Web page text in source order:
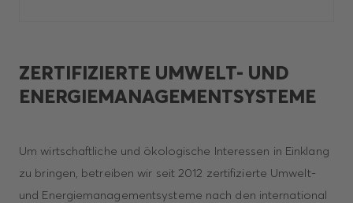
ZERTIFIZIERTE UMWELT- UND
ENERGIEMANAGEMENTSYSTEME
Um wirtschaftliche und ökologische Interessen in Einklang
zu bringen, betreiben wir seit 2012 zertifizierte Umwelt-
und Energiemanagementsysteme nach den international